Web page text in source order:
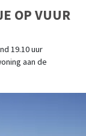
OP VUUR
19.10 uur
aan de